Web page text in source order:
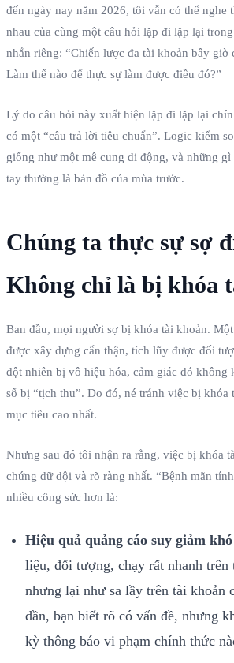
đến ngày nay năm 2026, tôi vẫn có thể nghe
nhau của cùng một câu hỏi lặp đi lặp lại
nhắn riêng: “Chiến lược đa tài khoản bây giờ
Làm thế nào để thực sự làm được điều đó?”
Lý do câu hỏi này xuất hiện lặp đi lặp lại
có một “câu trả lời tiêu chuẩn”. Logic kiểm
giống như một mê cung di động, và những gì
tay thường là bản đồ của mùa trước.
Chúng ta thực sự sợ
Không chỉ là bị khóa
Ban đầu, mọi người sợ bị khóa tài khoản.
được xây dựng cẩn thận, tích lũy được đối
đột nhiên bị vô hiệu hóa, cảm giác đó không
số bị “tịch thu”. Do đó, né tránh việc bị khóa
mục tiêu cao nhất.
Nhưng sau đó tôi nhận ra rằng, việc bị khóa
chứng dữ dội và rõ ràng nhất. “Bệnh mãn
nhiều công sức hơn là:
Hiệu quả quảng cáo suy giảm
liệu, đối tượng, chạy rất nhanh trên
nhưng lại như sa lầy trên tài khoản
dần, bạn biết rõ có vấn đề, nhưng
kỳ thông báo vi phạm chính thức